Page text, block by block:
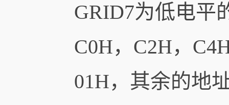
GRID7为低电平
C0H，C2H，
01H，其余的地